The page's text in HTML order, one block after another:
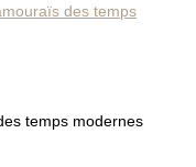
des temps
temps modernes